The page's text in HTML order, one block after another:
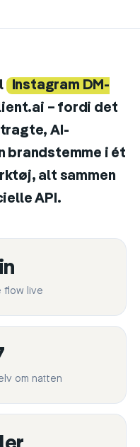
Instagram DM-
– fordi det
AI-
brandstemme i ét
alt sammen
API.
flow live
om natten